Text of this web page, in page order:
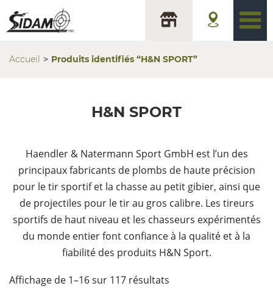
Accueil Produits identifiés “H&N SPORT”
H&N SPORT
Haendler & Natermann Sport GmbH est l’un des
principaux fabricants de plombs de haute précision
pour le tir sportif et la chasse au petit gibier, ainsi que
de projectiles pour le tir au gros calibre. Les tireurs
sportifs de haut niveau et les chasseurs expérimentés
du monde entier font confiance à la qualité et à la
fiabilité des produits H&N Sport.
Affichage de 1–16 sur 117 résultats